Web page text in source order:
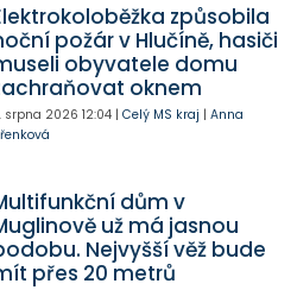
způsobila
požár v Hlučíně, hasiči
obyvatele domu
oknem
srpna 2026 12:04| Celý MS kraj | Anna
dům v
už má jasnou
Nejvyšší věž bude
přes 20 metrů